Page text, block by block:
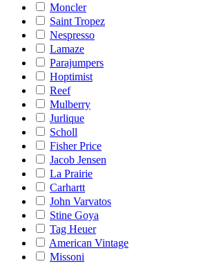
Moncler
Saint Tropez
Nespresso
Lamaze
Parajumpers
Hoptimist
Reef
Mulberry
Jurlique
Scholl
Fisher Price
Jacob Jensen
La Prairie
Carhartt
John Varvatos
Stine Goya
Tag Heuer
American Vintage
Missoni